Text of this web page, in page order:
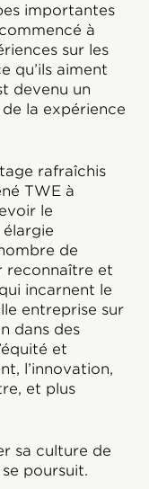
importantes
à
sur les
qu’ils aiment
devenu un
la expérience
rafraîchis
TWE à
le
de
reconnaître et
incarnent le
entreprise sur
dans des
et
l’innovation,
et plus
sa culture de
poursuit.